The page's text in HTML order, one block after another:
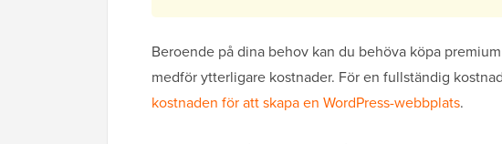
Beroende på dina behov kan du behöva köpa
medför ytterligare kostnader. För en fullständig
kostnaden för att skapa en WordPress-webbplats.